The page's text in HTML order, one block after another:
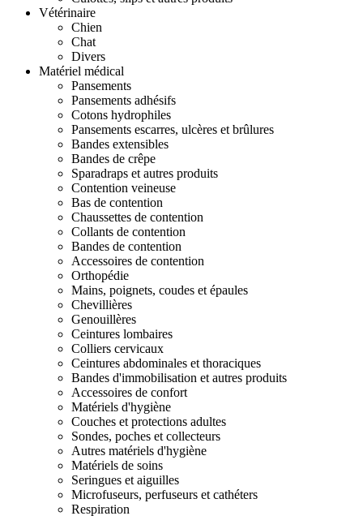
Vétérinaire
Chien
Chat
Divers
Matériel médical
Pansements
Pansements adhésifs
Cotons hydrophiles
Pansements escarres, ulcères et brûlures
Bandes extensibles
Bandes de crêpe
Sparadraps et autres produits
Contention veineuse
Bas de contention
Chaussettes de contention
Collants de contention
Bandes de contention
Accessoires de contention
Orthopédie
Mains, poignets, coudes et épaules
Chevillières
Genouillères
Ceintures lombaires
Colliers cervicaux
Ceintures abdominales et thoraciques
Bandes d'immobilisation et autres produits
Accessoires de confort
Matériels d'hygiène
Couches et protections adultes
Sondes, poches et collecteurs
Autres matériels d'hygiène
Matériels de soins
Seringues et aiguilles
Microfuseurs, perfuseurs et cathéters
Respiration